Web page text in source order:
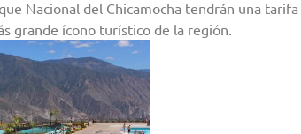
Nacional del Chicamocha tendrán una
grande ícono turístico de la región.